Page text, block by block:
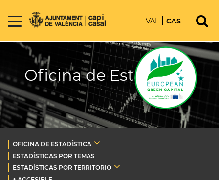
VAL CAS
Oficina de Estadística
OFICINA DE ESTADÍSTICA
ESTADÍSTICAS POR TEMAS
ESTADÍSTICAS POR TERRITORIO